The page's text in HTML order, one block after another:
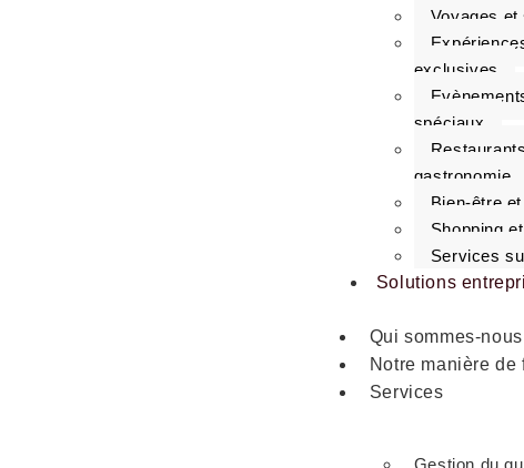
Voyages et
exclusives
spéciaux
gastronomie
Bien-être
Shopping
Services
Solutions
Qui sommes-nous
Notre manière de
Services
Gestion du